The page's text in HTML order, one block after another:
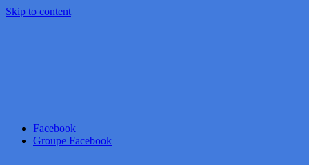
Skip to content
Facebook
Groupe Facebook